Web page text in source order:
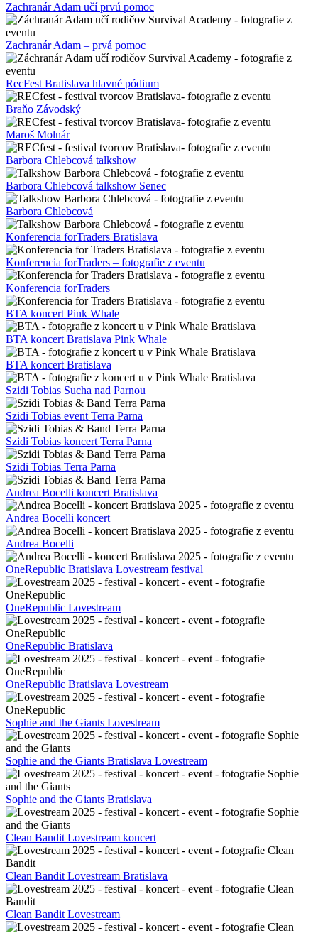
Zachranár Adam učí prvú pomoc
Zachranár Adam – prvá pomoc
RecFest Bratislava hlavné pódium
Braňo Závodský
Maroš Molnár
Barbora Chlebcová talkshow
Barbora Chlebcová talkshow Senec
Barbora Chlebcová
Konferencia forTraders Bratislava
Konferencia forTraders – fotografie z eventu
Konferencia forTraders
BTA koncert Pink Whale
BTA koncert Bratislava Pink Whale
BTA koncert Bratislava
Szidi Tobias Sucha nad Parnou
Szidi Tobias event Terra Parna
Szidi Tobias koncert Terra Parna
Szidi Tobias Terra Parna
Andrea Bocelli koncert Bratislava
Andrea Bocelli koncert
Andrea Bocelli
OneRepublic Bratislava Lovestream festival
OneRepublic Lovestream
OneRepublic Bratislava
OneRepublic Bratislava Lovestream
Sophie and the Giants Lovestream
Sophie and the Giants Bratislava Lovestream
Sophie and the Giants Bratislava
Clean Bandit Lovestream koncert
Clean Bandit Lovestream Bratislava
Clean Bandit Lovestream